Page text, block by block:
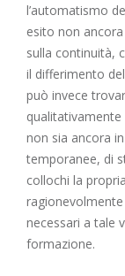
l’automatismo
esito non
sulla continuità,
il differimento
può invece
qualitativamente
non sia ancora
temporanee, di
collochi la
necessari a tale
formazione.